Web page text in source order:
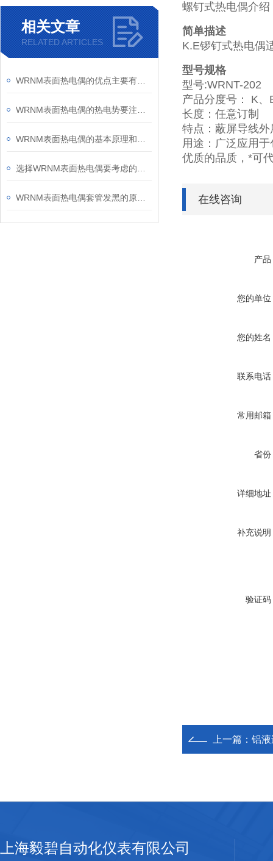
相关文章
RELATED ARTICLES
螺钉式热电偶介绍
简单描述
K.E锣钉式热电偶
型号规格
型号:WRNT-202
产品分度号： K、
长度：任意订制
特点：蔽屏导线
用途：广泛应用
优质的品质，*可
在线咨询
产品
您的单位
您的姓名
联系电话
常用邮箱
省份
详细地址
补充说明
验证码
上一篇： 铝
上海毅碧自动化仪表有限公司